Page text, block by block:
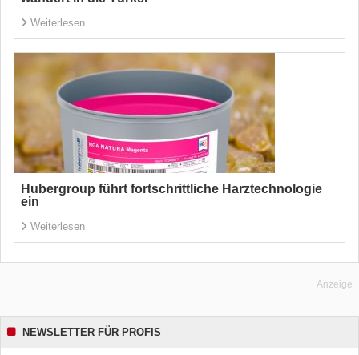
Weiterlesen
Hubergroup führt fortschrittliche Harztechnologie
ein
Weiterlesen
Anzeige
NEWSLETTER FÜR PROFIS